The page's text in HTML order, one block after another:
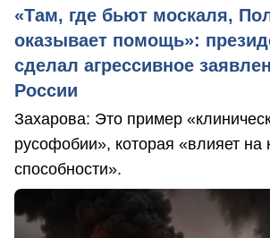
«Там, где бьют москаля,
оказывает помощь»:
сделал агрессивное
России
Захарова: Это пример
русофобии», которая «влияет на
способности».